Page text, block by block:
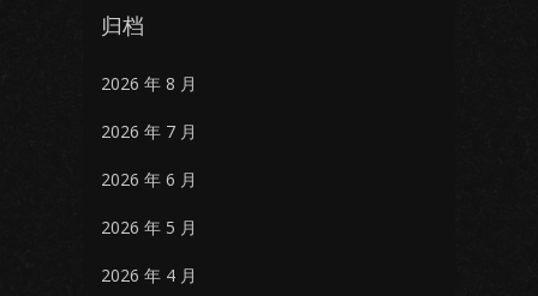
归档
2026 年 8 月
2026 年 7 月
2026 年 6 月
2026 年 5 月
2026 年 4 月